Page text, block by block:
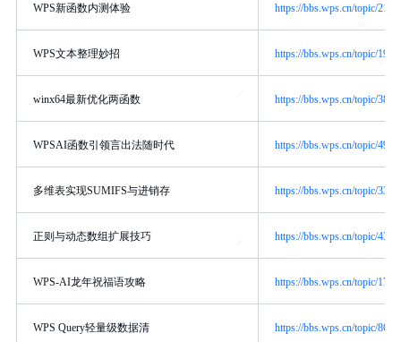
WPS新函数内测体验 https://bbs.wps.cn/topic/
WPS文本整理妙招 https://bbs.wps.cn/topic/
winx64最新优化两函数 https://bbs.wps.cn/topic/
WPSAI函数引领言出法随时代 https://bbs.wps.cn/topic/
多维表实现SUMIFS与进销存 https://bbs.wps.cn/topic/
正则与动态数组扩展技巧 https://bbs.wps.cn/topic/
WPS-AI龙年祝福语攻略 https://bbs.wps.cn/topic/
WPS Query轻量级数据清 https://bbs.wps.cn/topic/